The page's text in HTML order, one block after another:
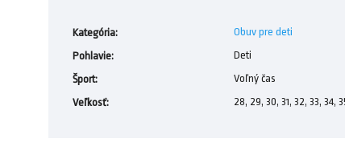
Kategória:
Obuv pre deti
Pohlavie:
Deti
Šport:
Voľný čas
Veľkosť: 28, 29, 30, 31, 32, 33, 34,